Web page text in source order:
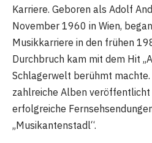
Karriere. Geboren als Adolf
November 1960 in Wien,
Musikkarriere in den frühen
Durchbruch kam mit dem Hit
Schlagerwelt berühmt
zahlreiche Alben
erfolgreiche
„Musikantenstadl“.